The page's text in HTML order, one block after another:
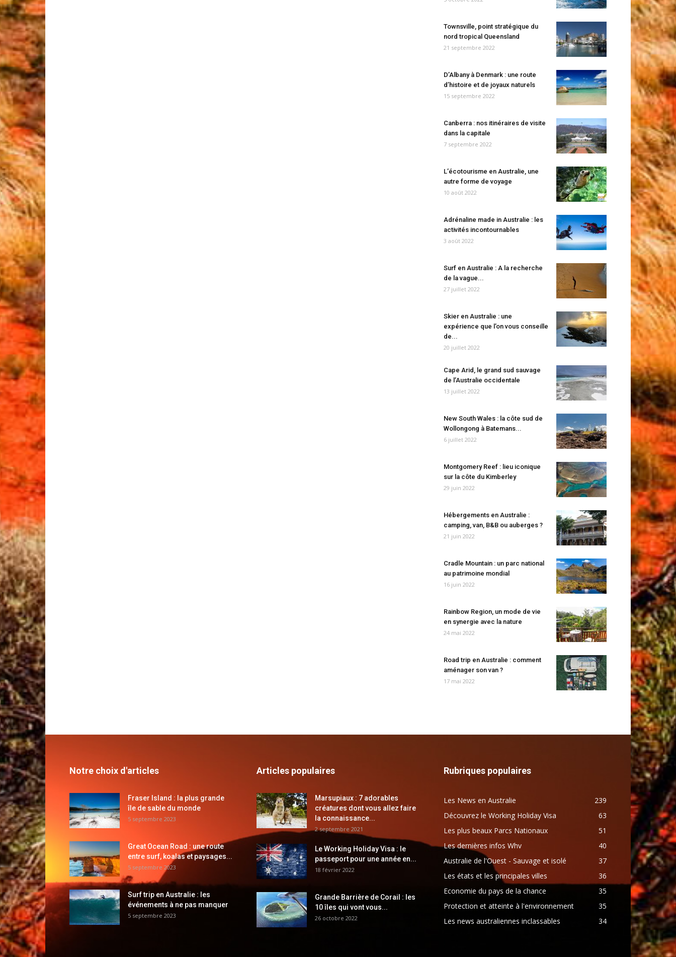
Townsville, point stratégique du
nord tropical Queensland
21 septembre 2022
D’Albany à Denmark : une route
d’histoire et de joyaux naturels
15 septembre 2022
Canberra : nos itinéraires de visite
dans la capitale
7 septembre 2022
L’écotourisme en Australie, une
autre forme de voyage
10 août 2022
Adrénaline made in Australie : les
activités incontournables
3 août 2022
Surf en Australie : A la recherche
de la vague...
27 juillet 2022
Skier en Australie : une
expérience que l’on vous conseille
de...
20 juillet 2022
Cape Arid, le grand sud sauvage
de l’Australie occidentale
13 juillet 2022
New South Wales : la côte sud de
Wollongong à Batemans...
6 juillet 2022
Montgomery Reef : lieu iconique
sur la côte du Kimberley
29 juin 2022
Hébergements en Australie :
camping, van, B&B ou auberges ?
21 juin 2022
Cradle Mountain : un parc national
au patrimoine mondial
16 juin 2022
Rainbow Region, un mode de vie
en synergie avec la nature
24 mai 2022
Road trip en Australie : comment
aménager son van ?
17 mai 2022
Notre choix d'articles
Fraser Island : la plus grande
île de sable du monde
5 septembre 2023
Great Ocean Road : une route
entre surf, koalas et paysages...
5 septembre 2023
Surf trip en Australie : les
événements à ne pas manquer
5 septembre 2023
Articles populaires
Marsupiaux : 7 adorables
créatures dont vous allez faire
la connaissance...
2 septembre 2021
Le Working Holiday Visa : le
passeport pour une année en...
18 février 2022
Grande Barrière de Corail : les
10 îles qui vont vous...
26 octobre 2022
Rubriques populaires
Les News en Australie
239
Découvrez le Working Holiday Visa
63
Les plus beaux Parcs Nationaux
51
Les dernières infos Whv
40
Australie de l'Ouest - Sauvage et isolé
37
Les états et les principales villes
36
Economie du pays de la chance
35
Protection et atteinte à l'environnement
35
Les news australiennes inclassables
34